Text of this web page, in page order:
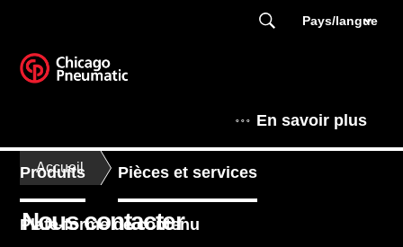
Pays/langue
En savoir plus
Produits Pièces et services
Plate-forme de contenu
Accueil
Nous contacter